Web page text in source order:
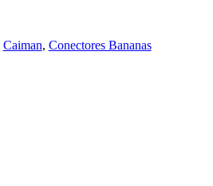
Caiman, Conectores Bananas